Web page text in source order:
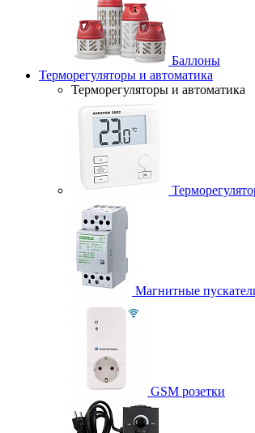
Баллоны
Терморегуляторы и автоматика
Терморегуляторы и автоматика
Магнитные
GSM розетки